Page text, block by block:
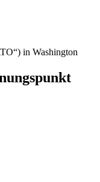
in Washington